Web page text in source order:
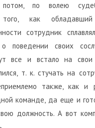
по волею
того, как
сотрудник
поведении своих
все и встало на
т. к. стучать на
также, как и
команде, да еще и
должность. А вот